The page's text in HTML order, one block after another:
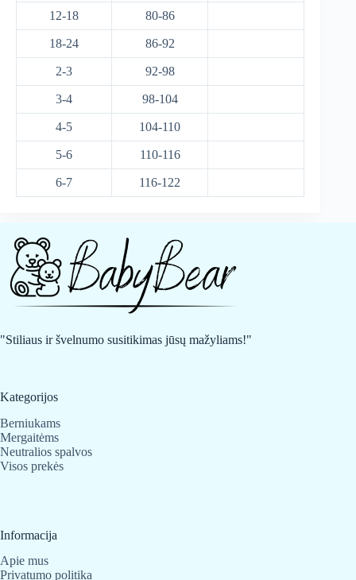
12-18 80-86
18-24 86-92
2-3 92-98
3-4 98-104
4-5 104-110
5-6 110-116
6-7 116-122
"Stiliaus ir švelnumo susitikimas jūsų mažyliams!"
Kategorijos
Berniukams
Mergaitėms
Neutralios spalvos
Visos prekės
Informacija
Apie mus
Privatumo politika